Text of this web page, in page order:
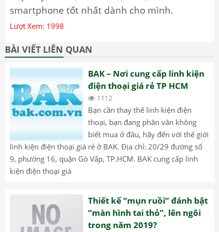
smartphone tốt nhất dành cho mình.
Lượt Xem: 1998
BÀI VIẾT LIÊN QUAN
BAK – Nơi cung cấp linh kiện
điện thoại giá rẻ TP HCM
1112
Bạn cần thay thế linh kiện điện
thoại, bạn đang phân vân không
biết mua ở đâu, hãy đến với thế giới
linh kiện điện thoại giá rẻ ở BAK. Địa chỉ: 20/29 đường số
9, phường 16, quận Gò Vấp, TP.HCM. BAK cung cấp linh
kiện điện thoại giá
Thiết kế “mụn ruồi” đánh bật
“màn hình tai thỏ”, lên ngôi
trong năm 2019?